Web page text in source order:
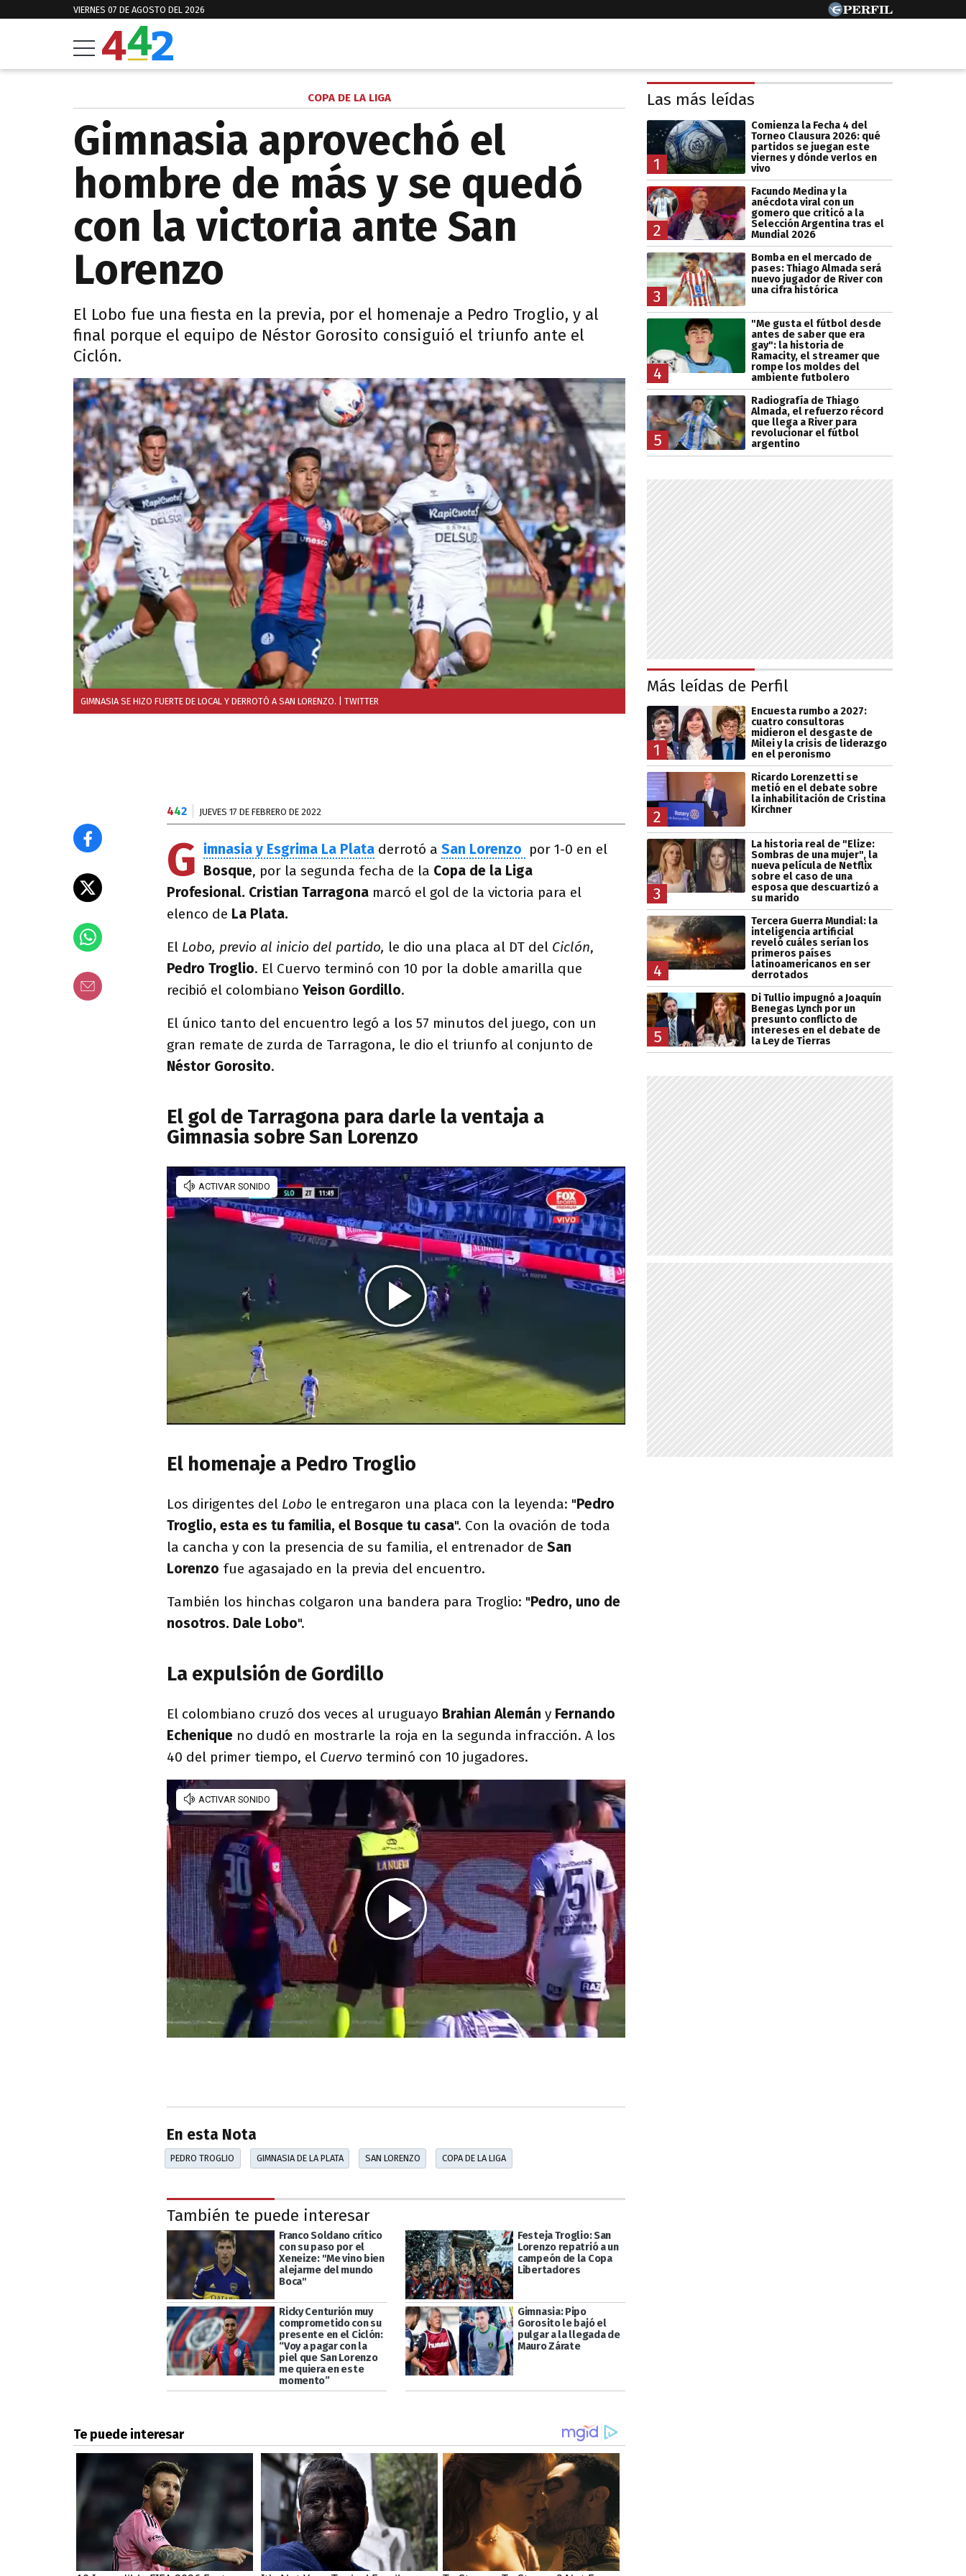
VIERNES 07 DE AGOSTO DEL 2026
COPA DE LA LIGA
Gimnasia aprovechó el
hombre de más y se quedó
con la victoria ante San
Lorenzo
El Lobo fue una fiesta en la previa, por el homenaje a Pedro Troglio, y al
final porque el equipo de Néstor Gorosito consiguió el triunfo ante el
Ciclón.
GIMNASIA SE HIZO FUERTE DE LOCAL Y DERROTÓ A SAN LORENZO. | TWITTER
442 JUEVES 17 DE FEBRERO DE 2022
G imnasia y Esgrima La Plata derrotó a San Lorenzo por 1-0 en el
Bosque, por la segunda fecha de la Copa de la Liga
Profesional. Cristian Tarragona marcó el gol de la victoria para el
elenco de La Plata.
El Lobo, previo al inicio del partido, le dio una placa al DT del Ciclón,
Pedro Troglio. El Cuervo terminó con 10 por la doble amarilla que
recibió el colombiano Yeison Gordillo.
El único tanto del encuentro legó a los 57 minutos del juego, con un
gran remate de zurda de Tarragona, le dio el triunfo al conjunto de
Néstor Gorosito.
El gol de Tarragona para darle la ventaja a
Gimnasia sobre San Lorenzo
El homenaje a Pedro Troglio
Los dirigentes del Lobo le entregaron una placa con la leyenda: "Pedro
Troglio, esta es tu familia, el Bosque tu casa". Con la ovación de toda
la cancha y con la presencia de su familia, el entrenador de San
Lorenzo fue agasajado en la previa del encuentro.
También los hinchas colgaron una bandera para Troglio: "Pedro, uno de
nosotros. Dale Lobo".
La expulsión de Gordillo
El colombiano cruzó dos veces al uruguayo Brahian Alemán y Fernando
Echenique no dudó en mostrarle la roja en la segunda infracción. A los
40 del primer tiempo, el Cuervo terminó con 10 jugadores.
En esta Nota
PEDRO TROGLIO GIMNASIA DE LA PLATA SAN LORENZO COPA DE LA LIGA
También te puede interesar
Franco Soldano crítico
con su paso por el
Xeneize: "Me vino bien
alejarme del mundo
Boca"
Festeja Troglio: San
Lorenzo repatrió a un
campeón de la Copa
Libertadores
Ricky Centurión muy
comprometido con su
presente en el Ciclón:
“Voy a pagar con la
piel que San Lorenzo
me quiera en este
momento”
Gimnasia: Pipo
Gorosito le bajó el
pulgar a la llegada de
Mauro Zárate
Las más leídas
1
Comienza la Fecha 4 del
Torneo Clausura 2026: qué
partidos se juegan este
viernes y dónde verlos en
vivo
2
Facundo Medina y la
anécdota viral con un
gomero que criticó a la
Selección Argentina tras el
Mundial 2026
3
Bomba en el mercado de
pases: Thiago Almada será
nuevo jugador de River con
una cifra histórica
4
"Me gusta el fútbol desde
antes de saber que era
gay": la historia de
Ramacity, el streamer que
rompe los moldes del
ambiente futbolero
5
Radiografía de Thiago
Almada, el refuerzo récord
que llega a River para
revolucionar el fútbol
argentino
Más leídas de Perfil
1
Encuesta rumbo a 2027:
cuatro consultoras
midieron el desgaste de
Milei y la crisis de liderazgo
en el peronismo
2
Ricardo Lorenzetti se
metió en el debate sobre
la inhabilitación de Cristina
Kirchner
3
La historia real de "Elize:
Sombras de una mujer", la
nueva película de Netflix
sobre el caso de una
esposa que descuartizó a
su marido
4
Tercera Guerra Mundial: la
inteligencia artificial
reveló cuáles serían los
primeros países
latinoamericanos en ser
derrotados
5
Di Tullio impugnó a Joaquín
Benegas Lynch por un
presunto conflicto de
intereses en el debate de
la Ley de Tierras